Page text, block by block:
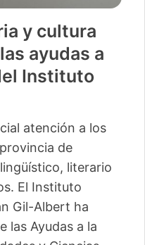
y cultura
ayudas a
Instituto
atención a los
de
literario
El Instituto
Gil-Albert ha
las Ayudas a la